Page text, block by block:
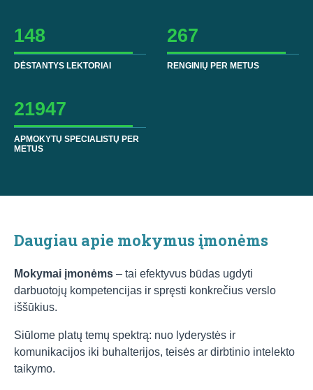
148
DĖSTANTYS LEKTORIAI
267
RENGINIŲ PER METUS
21947
APMOKYTŲ SPECIALISTŲ PER
METUS
Daugiau apie mokymus įmonėms
Mokymai įmonėms – tai efektyvus būdas ugdyti
darbuotojų kompetencijas ir spręsti konkrečius verslo
iššūkius.
Siūlome platų temų spektrą: nuo lyderystės ir
komunikacijos iki buhalterijos, teisės ar dirbtinio intelekto
taikymo.